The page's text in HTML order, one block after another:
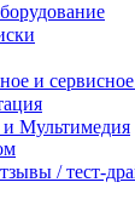
и
Мультимедия
/ тест-